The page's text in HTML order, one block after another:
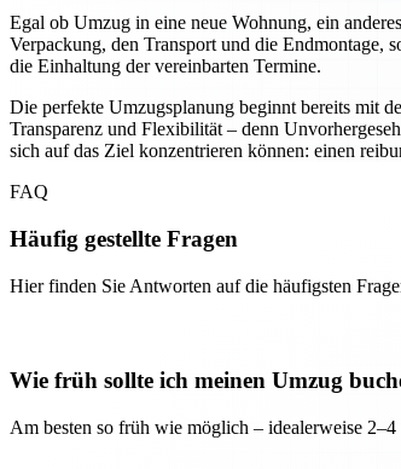
Egal ob Umzug in eine neue Wohnung, ein
Verpackung, den Transport und die Endmontage,
die Einhaltung der vereinbarten Termine.
Die perfekte Umzugsplanung beginnt bereits mit
Transparenz und Flexibilität – denn
sich auf das Ziel konzentrieren können: einen
FAQ
Häufig gestellte Fragen
Hier finden Sie Antworten auf die häufigsten
Wie früh sollte ich meinen Umzug
Am besten so früh wie möglich – idealerweise